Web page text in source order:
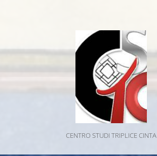
CENTRO STUDI TRIPLICE CINTA